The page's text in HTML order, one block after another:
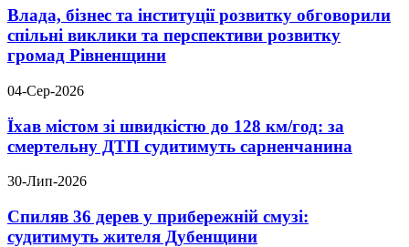
Влада, бізнес та інституції розвитку обговорили
спільні виклики та перспективи розвитку
громад Рівненщини
04-Сер-2026
Їхав містом зі швидкістю до 128 км/год: за
смертельну ДТП судитимуть сарненчанина
30-Лип-2026
Спиляв 36 дерев у прибережній смузі:
судитимуть жителя Дубенщини